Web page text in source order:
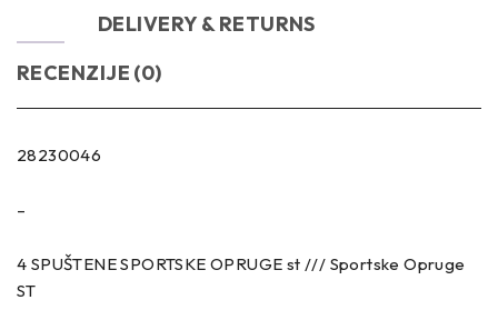
DELIVERY & RETURNS
RECENZIJE (0)
28230046
–
4 SPUŠTENE SPORTSKE OPRUGE st /// Sportske Opruge
ST